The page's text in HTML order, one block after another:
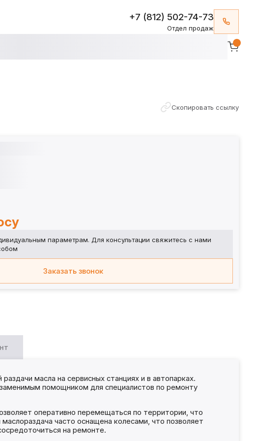
+7 (812) 502-74-73
Отдел продаж
Скопировать ссылку
параметрам. Для консультации свяжитесь с нами
Заказать звонок
масла на сервисных станциях и в автопарках.
помощником для специалистов по ремонту
оперативно перемещаться по территории, что
часто оснащена колесами, что позволяет
на ремонте.